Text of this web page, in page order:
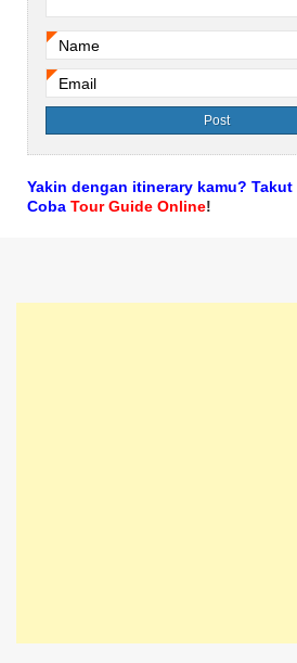
Name
Email
Yakin dengan itinerary kamu? Takut
Coba Tour Guide Online!